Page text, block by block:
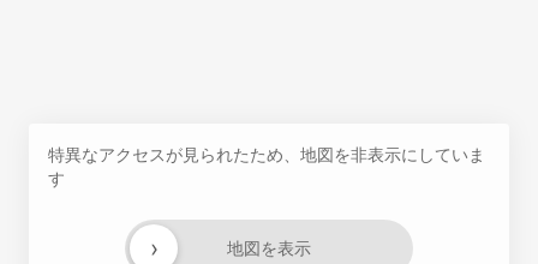
特異なアクセスが見られたため、地図を非表示にしていま
す
地図を表示
›